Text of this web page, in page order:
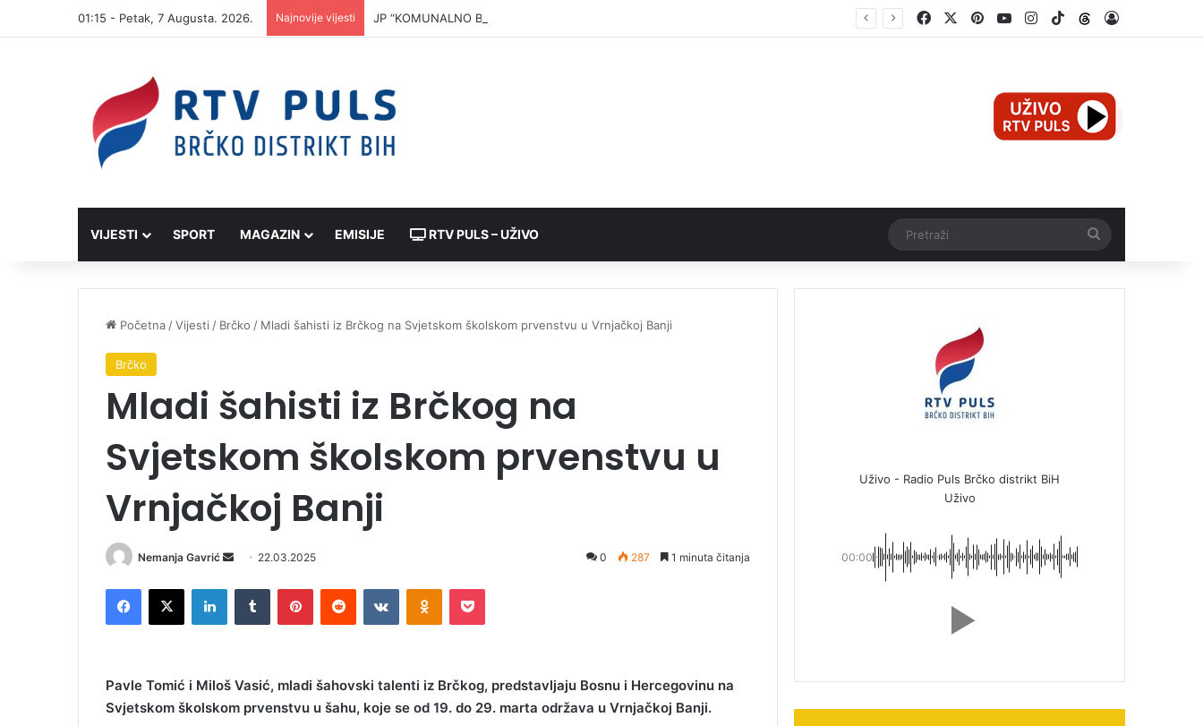
01:15 - Petak, 7 Augusta. 2026. Najnovije vijesti JP “KOMUNALNO BRČKO”: Voda iz rezervoara Gajevi trenutno nije za piće FacebookPinterestYouTubeInstagram
TikTokThreads
VIJESTI SPORT MAGAZIN EMISIJE RTV PULS – UŽIVO
Početna /Vijesti / Brčko / Mladi šahisti iz Brčkog na Svjetskom školskom prvenstvu u Vrnjačkoj Banji
Brčko
Mladi šahisti iz Brčkog na
Svjetskom školskom prvenstvu u
Vrnjačkoj Banji
Nemanja Gavrić
d
e
m
22.03.2025 0 287 1 minuta čitanja
Pavle Tomić i Miloš Vasić, mladi šahovski talenti iz Brčkog, predstavljaju Bosnu i Hercegovinu na
Svjetskom školskom prvenstvu u šahu, koje se od 19. do 29. marta održava u Vrnjačkoj Banji.
Uživo - Radio Puls Brčko distrikt BiH
Uživo
00:00